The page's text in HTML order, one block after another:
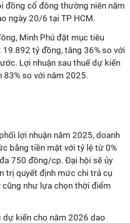
đồng cổ đông thường niên năm
ngày 20/6 tại TP HCM.
Minh Phú đặt mục tiêu
tỷ đồng, tăng 36% so với
Lợi nhuận sau thuế dự kiến
so với năm 2025.
lợi nhuận năm 2025, doanh
bằng tiền mặt với tỷ lệ từ 0%
750 đồng/cp. Đại hội sẽ ủy
trị quyết định mức chi trả cụ
như lựa chọn thời điểm
kiến cho năm 2026 dao